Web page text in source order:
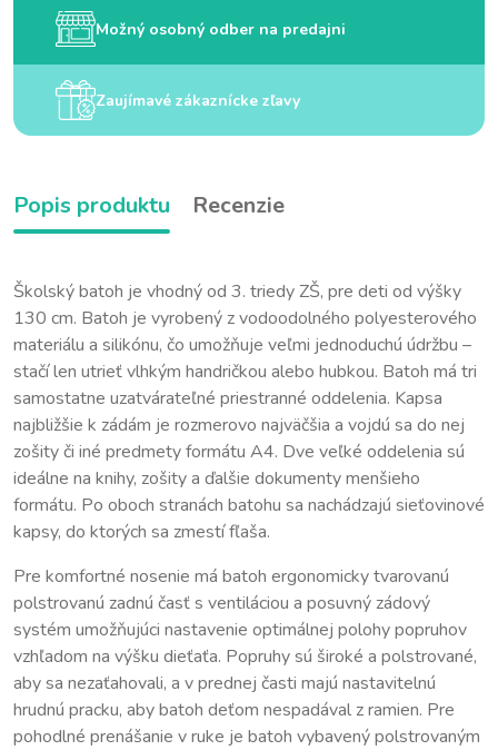
Možný osobný odber na predajni
Zaujímavé zákaznícke zľavy
Popis produktu Recenzie
Školský batoh je vhodný od 3. triedy ZŠ, pre deti od výšky
130 cm. Batoh je vyrobený z vodoodolného polyesterového
materiálu a silikónu, čo umožňuje veľmi jednoduchú údržbu –
stačí len utrieť vlhkým handričkou alebo hubkou. Batoh má tri
samostatne uzatvárateľné priestranné oddelenia. Kapsa
najbližšie k zádám je rozmerovo najväčšia a vojdú sa do nej
zošity či iné predmety formátu A4. Dve veľké oddelenia sú
ideálne na knihy, zošity a ďalšie dokumenty menšieho
formátu. Po oboch stranách batohu sa nachádzajú sieťovinové
kapsy, do ktorých sa zmestí fľaša.
Pre komfortné nosenie má batoh ergonomicky tvarovanú
polstrovanú zadnú časť s ventiláciou a posuvný zádový
systém umožňujúci nastavenie optimálnej polohy popruhov
vzhľadom na výšku dieťaťa. Popruhy sú široké a polstrované,
aby sa nezaťahovali, a v prednej časti majú nastavitelnú
hrudnú pracku, aby batoh deťom nespadával z ramien. Pre
pohodlné prenášanie v ruke je batoh vybavený polstrovaným